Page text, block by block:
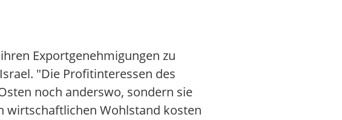
Exportgenehmigungen zu
"Die Profitinteressen des
noch anderswo, sondern sie
wirtschaftlichen Wohlstand kosten